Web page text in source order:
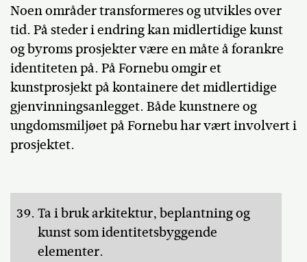
Noen områder transformeres og utvikles over
tid. På steder i endring kan midlertidige kunst
og byroms prosjekter være en måte å forankre
identiteten på. På Fornebu omgir et
kunstprosjekt på kontainere det midlertidige
gjenvinningsanlegget. Både kunstnere og
ungdomsmiljøet på Fornebu har vært involvert i
prosjektet.
Ta i bruk arkitektur, beplantning og
kunst som identitetsbyggende
elementer.